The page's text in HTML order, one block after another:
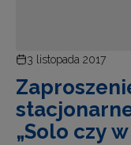
3 listopada 2017
„Solo czy